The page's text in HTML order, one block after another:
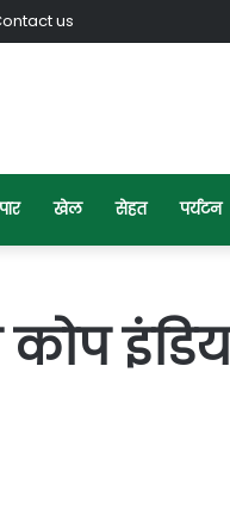
us
खेल सेहत पर्यटन